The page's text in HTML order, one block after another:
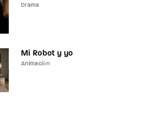
Drama
Mi Robot y yo
Animación